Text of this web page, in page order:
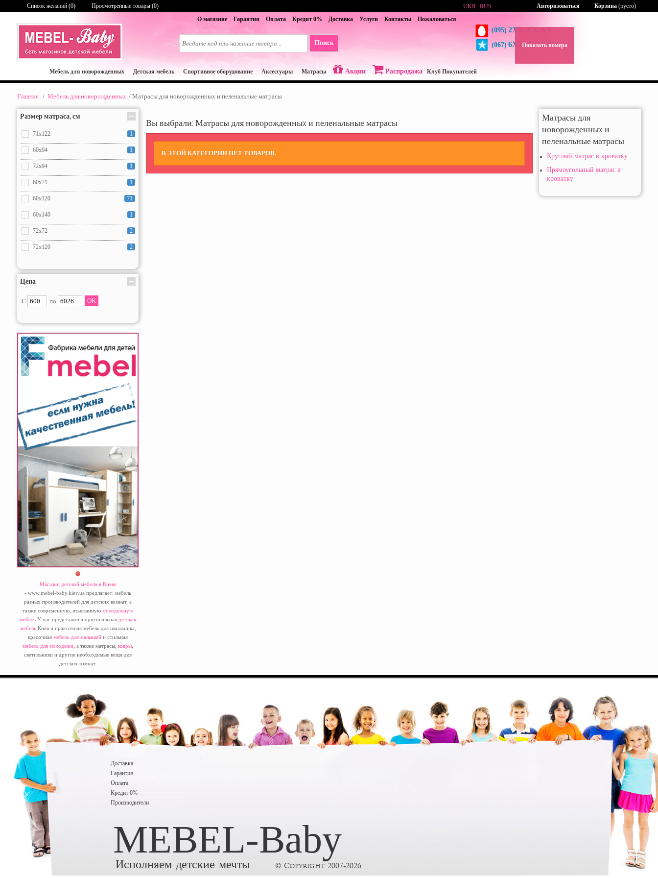
О магазине Гарантия Оплата Кредит 0% Доставка Услуги Контакты Пожаловаться
(095) 2XX-XX-XX
(067) 6XX-XX-XX
Показать номера
UKR RUS
Список желаний (0) Просмотренные товары (0) Корзина (пусто)
Авторизоваться
Мебель для новорожденных Детская мебель Спортивное оборудование Аксессуары Матрасы Акции Распродажа Клуб Покупателей
Главная / Мебель для новорожденных / Матрасы для новорожденныx и пеленальные матрасы
Размер матраса, см
71x122 1
60x94 1
72x94 1
60x71 1
60x120 71
60x140 1
72x72 2
72x120 2
Цена
С по
Магазин детской мебели в Киеве
- www.mebel-baby.kiev.ua предлагает: мебель
разных производителей для детских комнат, а
также современную, изысканную молодежную
мебель .У нас представлена оригинальная детская
мебельКиев и практичная мебель для школьника,
красочная мебель для малышей и стильная
мебель для молодежи , а также матрасы, ковры
светильники и другие необходимые вещи для
детских комнат.
Вы выбрали: Матрасы для новорожденныx и пеленальные матрасы
В ЭТОЙ КАТЕГОРИИ НЕТ ТОВАРОВ.
Матрасы для
новорожденныx и
пеленальные матрасы
Круглый матрас в кроватку
Прямоугольный матрас в
кроватку
Доставка
Гарантия
Оплата
Кредит 0%
Производители
MEBEL-Baby
Исполняем детские мечты © Copyright 2007-2026